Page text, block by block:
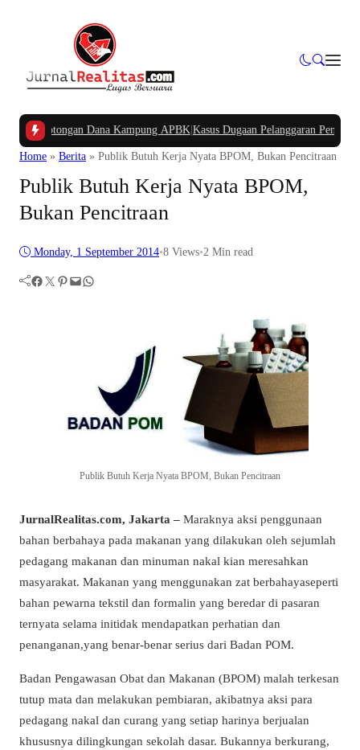
Potongan Dana Kampung APBK |Kasus Dugaan Pelanggaran Penggunaan
Home » Berita » Publik Butuh Kerja Nyata BPOM, Bukan Pencitraan
Publik Butuh Kerja Nyata BPOM,
Bukan Pencitraan
Monday, 1 September 2014•8 Views•2 Min read
Facebook Twitter Pinterest Mail WhatsApp
Publik Butuh Kerja Nyata BPOM, Bukan Pencitraan
JurnalRealitas.com, Jakarta – Maraknya aksi penggunaan
bahan berbahaya pada makanan yang dilakukan oleh sejumlah
pedagang makanan dan minuman nakal kian meresahkan
masyarakat. Makanan yang menggunakan zat berbahayaseperti
bahan pewarna tekstil dan formalin yang beredar di pasaran
ternyata selama initidak mendapatkan perhatian dan
penanganan,yang benar-benar serius dari Badan POM.
Badan Pengawasan Obat dan Makanan (BPOM) malah terkesan
tutup mata dan melakukan pembiaran, akibatnya aksi para
pedagang nakal dan curang yang setiap harinya berjualan
khususnya dilingkungan sekolah dasar. Bukannya berkurang,